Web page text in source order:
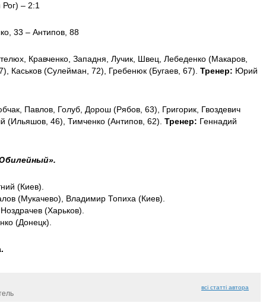
– 2:1
33 – Антипов, 88
Кравченко, Западня, Лучик, Швец, Лебеденко (Макаров,
Каськов (Сулейман, 72), Гребенюк (Бугаев, 67). Тренер: Юрий
Павлов, Голуб, Дорош (Рябов, 63), Григорик, Гвоздевич
(Ильяшов, 46), Тимченко (Антипов, 62). Тренер: Геннадий
(Киев).
(Мукачево), Владимир Топиха (Киев).
(Харьков).
(Донецк).
всі статті автора